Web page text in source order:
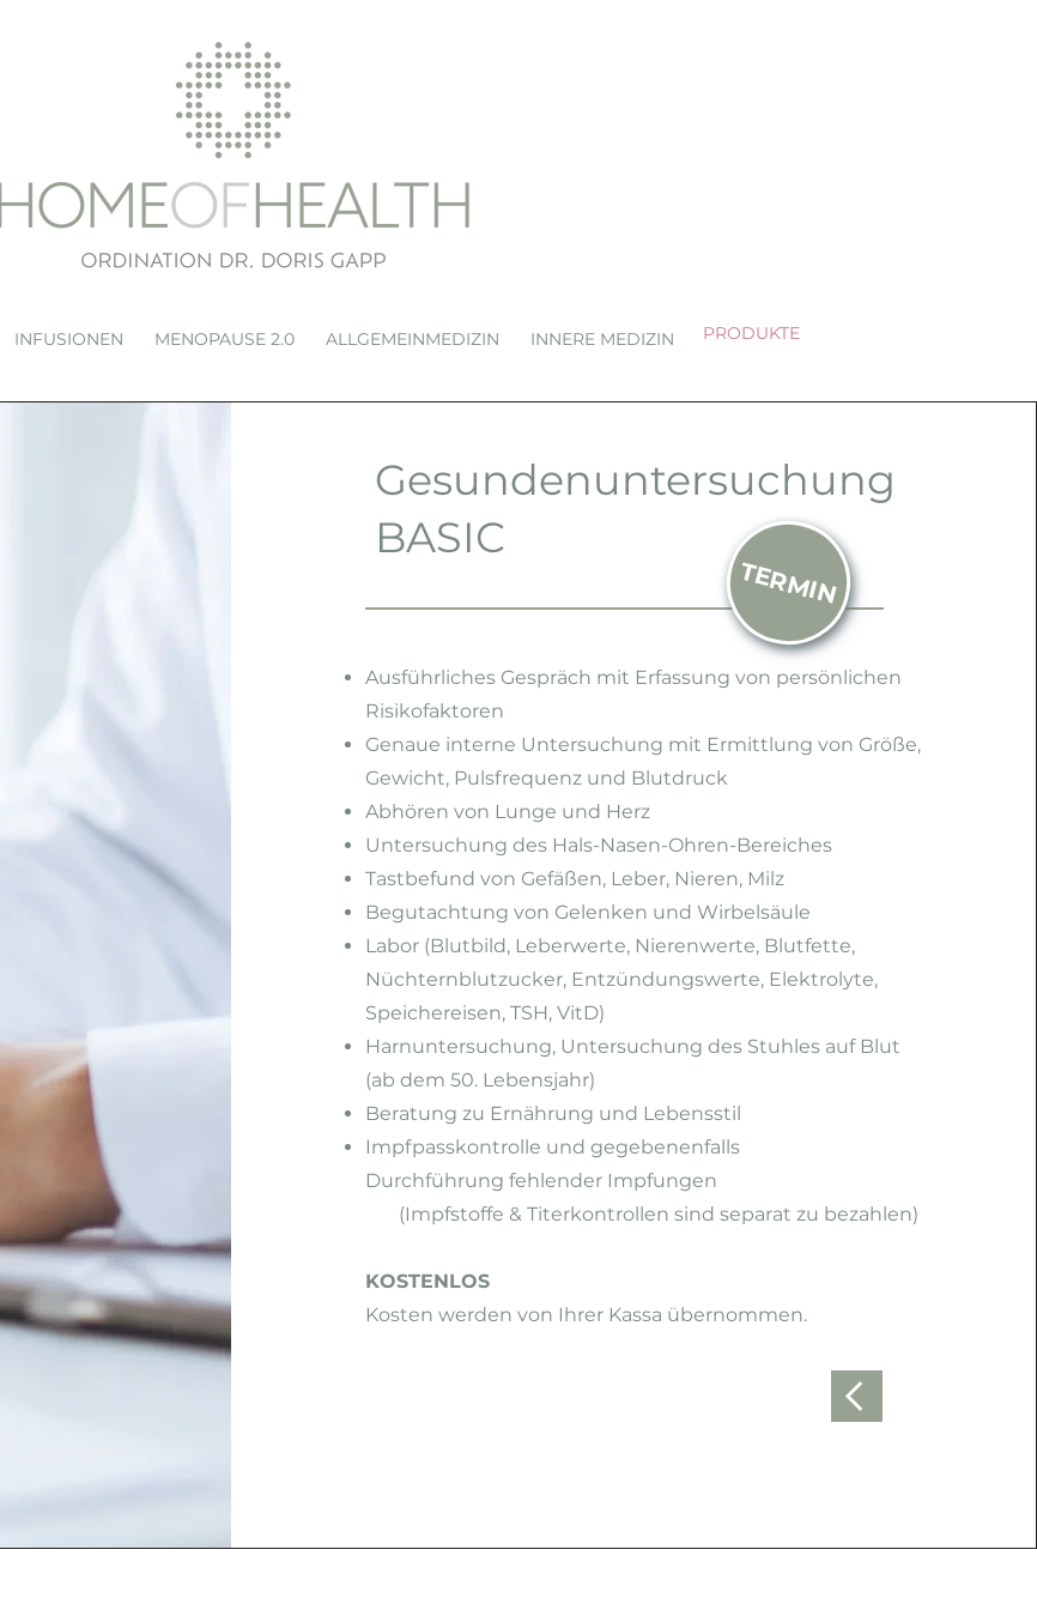
INFUSIONEN MENOPAUSE 2.0 ALLGEMEINMEDIZIN INNERE MEDIZIN PRODUKTE
Gesundenuntersuchung
BASIC
TERMIN
Ausführliches Gespräch mit Erfassung von persönlichen
Risikofaktoren
Genaue interne Untersuchung mit Ermittlung von Größe,
Gewicht, Pulsfrequenz und Blutdruck
Abhören von Lunge und Herz
Untersuchung des Hals-Nasen-Ohren-Bereiches
Tastbefund von Gefäßen, Leber, Nieren, Milz
Begutachtung von Gelenken und Wirbelsäule
Labor (Blutbild, Leberwerte, Nierenwerte, Blutfette,
Nüchternblutzucker, Entzündungswerte, Elektrolyte,
Speichereisen, TSH, VitD)
Harnuntersuchung, Untersuchung des Stuhles auf Blut
(ab dem 50. Lebensjahr)
Beratung zu Ernährung und Lebensstil
Impfpasskontrolle und gegebenenfalls
Durchführung fehlender Impfungen
(Impfstoffe & Titerkontrollen sind separat zu bezahlen)
KOSTENLOS
Kosten werden von Ihrer Kassa übernommen.